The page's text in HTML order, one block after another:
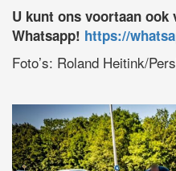
U kunt ons voortaan ook
Whatsapp! https://
Foto’s: Roland Heitink/